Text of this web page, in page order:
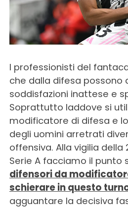
I professionisti del
che dalla difesa possono
soddisfazioni inattese e
Soprattutto laddove si
modificatore di difesa e
degli uomini arretrati
offensiva. Alla vigilia
Serie A facciamo il punto
difensori da
schierare in questo
agguantare la decisiva